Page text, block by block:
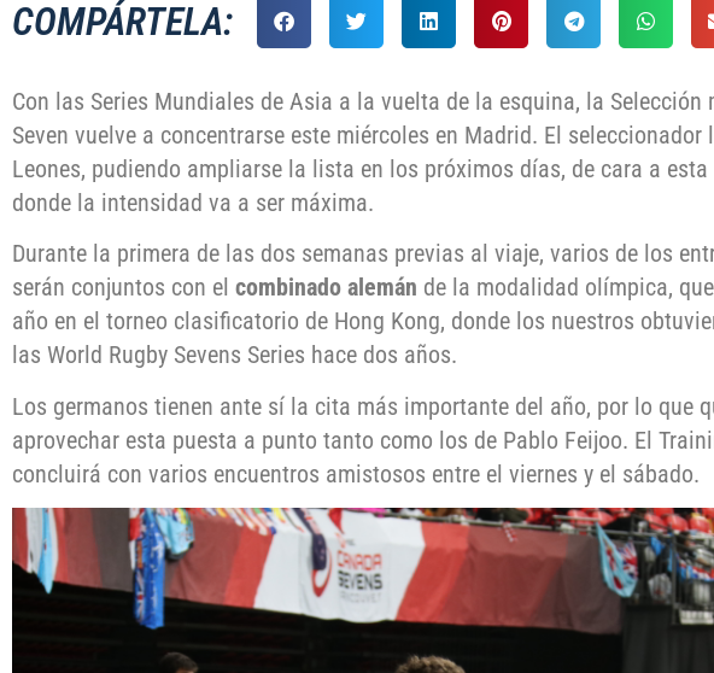
COMPÁRTELA:
Con las Series Mundiales de Asia a la vuelta de la esquina, la Selección
Seven vuelve a concentrarse este miércoles en Madrid. El
Leones, pudiendo ampliarse la lista en los próximos días, de cara a esta
donde la intensidad va a ser máxima.
Durante la primera de las dos semanas previas al viaje, varios de los
serán conjuntos con el combinado alemán de la modalidad olímpica,
año en el torneo clasificatorio de Hong Kong, donde los nuestros
las World Rugby Sevens Series hace dos años.
Los germanos tienen ante sí la cita más importante del año, por lo que
aprovechar esta puesta a punto tanto como los de Pablo Feijoo. El
concluirá con varios encuentros amistosos entre el viernes y el sábado.